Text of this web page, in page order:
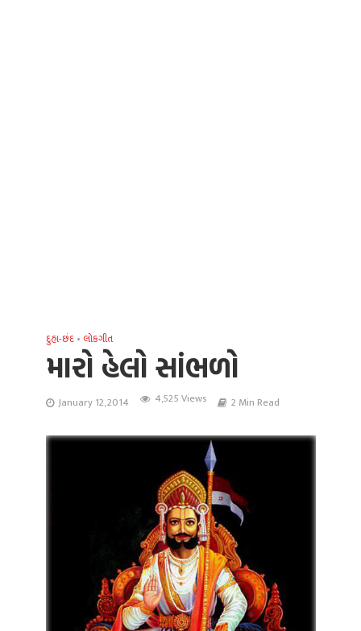
દુહા-છંદ • લોકગીત
મારો હેલો સાંભળો
January 12, 2014 4,525 Views 2 Min Read